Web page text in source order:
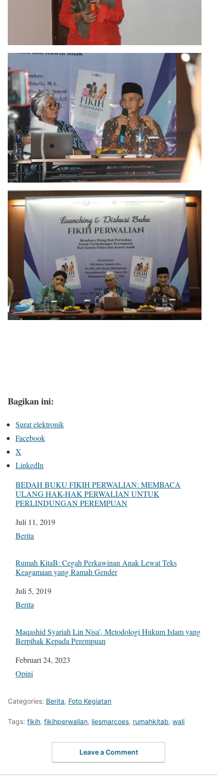
Bagikan ini:
Surat elektronik
Facebook
X
LinkedIn
BEDAH BUKU FIKIH PERWALIAN: MEMBACA
ULANG HAK-HAK PERWALIAN UNTUK
PERLINDUNGAN PEREMPUAN
Tanggal
Juli 11, 2019
Sehubungan dengan
Berita
Rumah KitaB: Cegah Perkawinan Anak Lewat Teks
Keagamaan yang Ramah Gender
Tanggal
Juli 5, 2019
Sehubungan dengan
Berita
Maqashid Syariah Lin Nisa’, Metodologi Hukum Islam yang
Berpihak Kepada Perempuan
Tanggal
Februari 24, 2023
Sehubungan dengan
Opini
Categories: Berita, Foto Kegiatan
Tags: fikih, fikihperwalian, liesmarcoes, rumahkitab, wali
Leave a Comment